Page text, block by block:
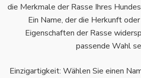
die Merkmale der Rasse Ihres
Ein Name, der die Herkunft
Eigenschaften der Rasse
passende Wahl
Einzigartigkeit: Wählen Sie einen